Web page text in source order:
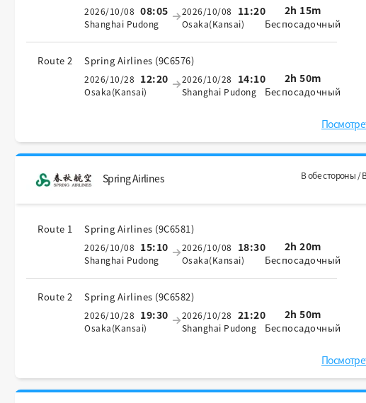
2026/10/08 08:05
Shanghai Pudong
2026/10/08 11:20
Osaka(Kansai)
2h 15m
Беспосадочный
Route 2 Spring Airlines (9C6576)
2026/10/28 12:20
Osaka(Kansai)
2026/10/28 14:10
Shanghai Pudong
2h 50m
Беспосадочный
Spring Airlines
В обе стороны /
Route 1 Spring Airlines (9C6581)
2026/10/08 15:10
Shanghai Pudong
2026/10/08 18:30
Osaka(Kansai)
2h 20m
Беспосадочный
Route 2 Spring Airlines (9C6582)
2026/10/28 19:30
Osaka(Kansai)
2026/10/28 21:20
Shanghai Pudong
2h 50m
Беспосадочный